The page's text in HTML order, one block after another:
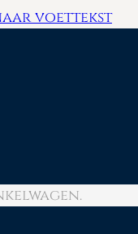
voettekst